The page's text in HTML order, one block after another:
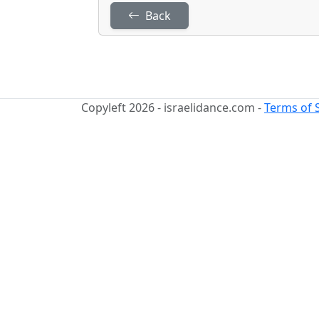
Back
Copyleft 2026 - israelidance.com -Terms of